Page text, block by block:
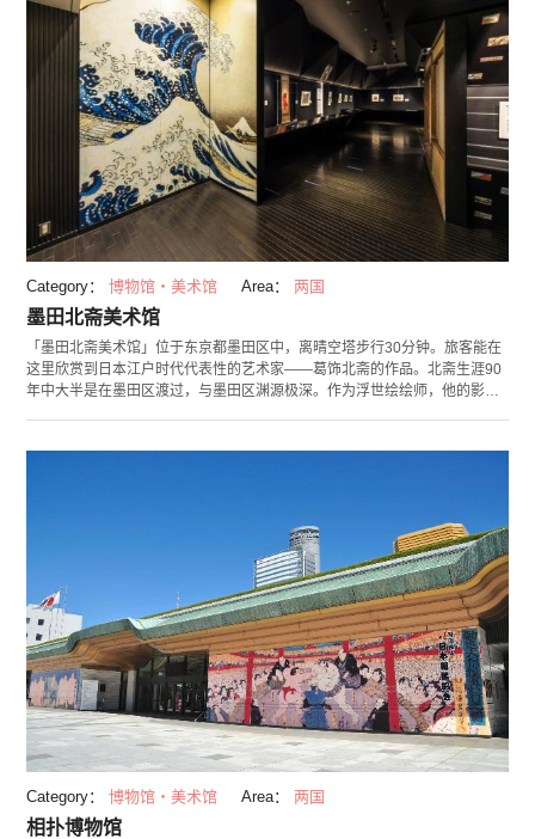
旅行。 （照片提供：Wataru Umehara）
Category： 博物馆・美术馆 Area： 两国
墨田北斋美术馆
「墨田北斋美术馆」位于东京都墨田区中，离晴空塔步行30分钟。旅客能在
这里欣赏到日本江户时代代表性的艺术家——葛饰北斋的作品。北斋生涯90
年中大半是在墨田区渡过，与墨田区渊源极深。作为浮世绘绘师，他的影响
仿制品。3楼的企划展览则展有珍贵的北斋的原画。 企划展览一年举办5次左
Category： 博物馆・美术馆 Area： 两国
相扑博物馆